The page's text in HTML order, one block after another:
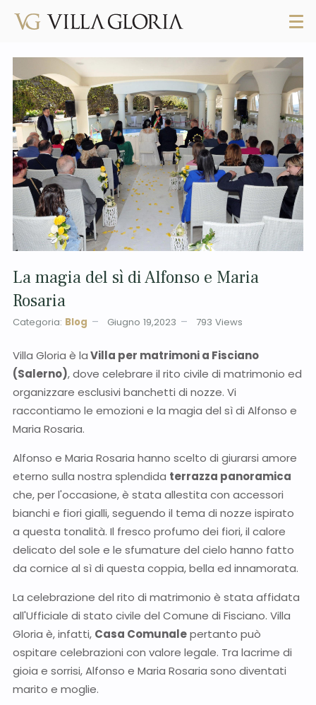
La magia del sì di Alfonso e Maria
Rosaria
Categoria: Blog Giugno 19,2023 793 Views
Villa Gloria è laVilla per matrimoni a Fisciano
(Salerno), dove celebrare il rito civile di matrimonio ed
organizzare esclusivi banchetti di nozze. Vi
raccontiamo le emozioni e la magia del sì di Alfonso e
Maria Rosaria.
Alfonso e Maria Rosaria hanno scelto di giurarsi amore
eterno sulla nostra splendida terrazza panoramica
che, per l'occasione, è stata allestita con accessori
bianchi e fiori gialli, seguendo il tema di nozze ispirato
a questa tonalità. Il fresco profumo dei fiori, il calore
delicato del sole e le sfumature del cielo hanno fatto
da cornice al sì di questa coppia, bella ed innamorata.
La celebrazione del rito di matrimonio è stata affidata
all'Ufficiale di stato civile del Comune di Fisciano. Villa
Gloria è, infatti, Casa Comunalepertanto può
ospitare celebrazioni con valore legale. Tra lacrime di
gioia e sorrisi, Alfonso e Maria Rosaria sono diventati
marito e moglie.